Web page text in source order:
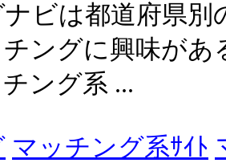
ビは都道府県別
ングに興味があ
ング系 ...
マッチング系ｻｲﾄ